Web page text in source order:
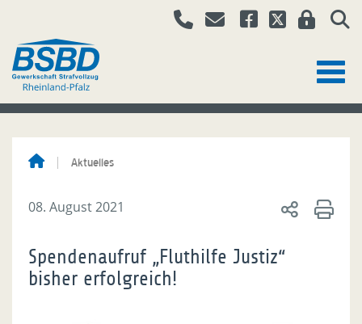
Aktuelles
08. August 2021
Spendenaufruf „Fluthilfe Justiz“
bisher erfolgreich!